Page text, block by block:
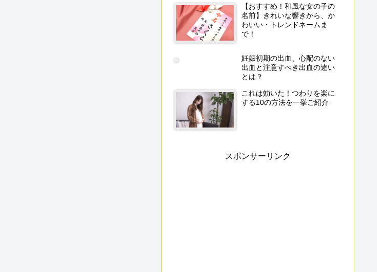
【おすすめ！和風な女の子の
名前】きれいな響きから、か
わいい・トレンドネームま
で！
妊娠初期の出血、心配のない
出血と注意すべき出血の違い
とは？
これは効いた！つわりを楽に
する10の方法を一挙ご紹介
スポンサーリンク